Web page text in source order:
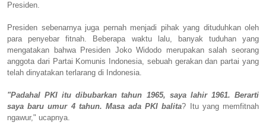
Presiden.
Presiden sebenarnya juga pernah menjadi pihak yang dituduhkan oleh
para penyebar fitnah. Beberapa waktu lalu, banyak tuduhan yang
mengatakan bahwa Presiden Joko Widodo merupakan salah seorang
anggota dari Partai Komunis Indonesia, sebuah gerakan dan partai yang
telah dinyatakan terlarang di Indonesia.
"Padahal PKI itu dibubarkan tahun 1965, saya lahir 1961. Berarti
saya baru umur 4 tahun. Masa ada PKI balita? Itu yang memfitnah
ngawur," ucapnya.